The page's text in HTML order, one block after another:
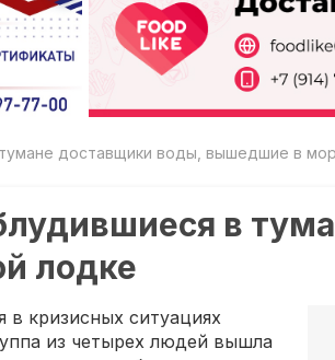
доставщики воды, вышедшие в
в
лодке
кризисных ситуациях
из четырех людей вышла